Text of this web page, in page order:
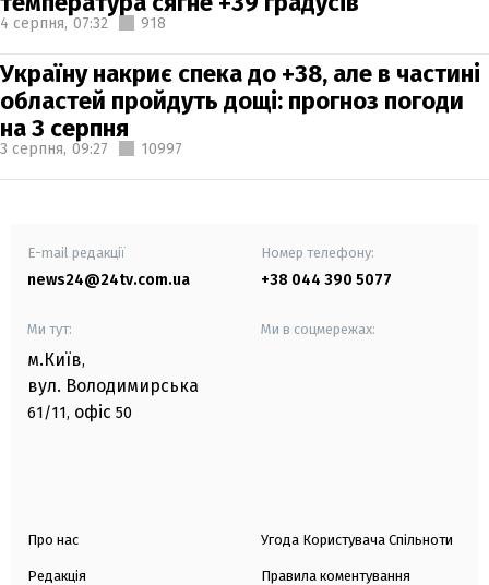
4 серпня, 07:32 918
Україну накриє спека до +38, але в частині
областей пройдуть дощі: прогноз погоди
на 3 серпня
3 серпня, 09:27 10997
E-mail редакції
news24@24tv.com.ua
Номер телефону:
+38 044 390 5077
Ми тут:
м.Київ,
вул. Володимирська
61/11, офіс 50
Ми в соцмережах:
Про нас
Редакція
Угода Користувача Спільноти
Правила коментування